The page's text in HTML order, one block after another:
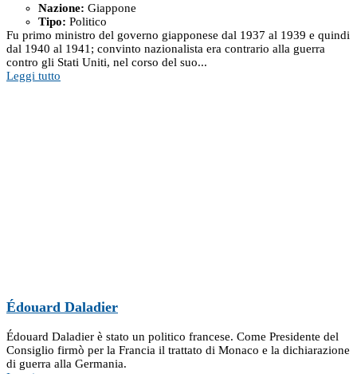
Nazione: Giappone
Tipo: Politico
Fu primo ministro del governo giapponese dal 1937 al 1939 e quindi
dal 1940 al 1941; convinto nazionalista era contrario alla guerra
contro gli Stati Uniti, nel corso del suo...
Leggi tutto
Édouard Daladier
Édouard Daladier è stato un politico francese. Come Presidente del
Consiglio firmò per la Francia il trattato di Monaco e la dichiarazione
di guerra alla Germania.